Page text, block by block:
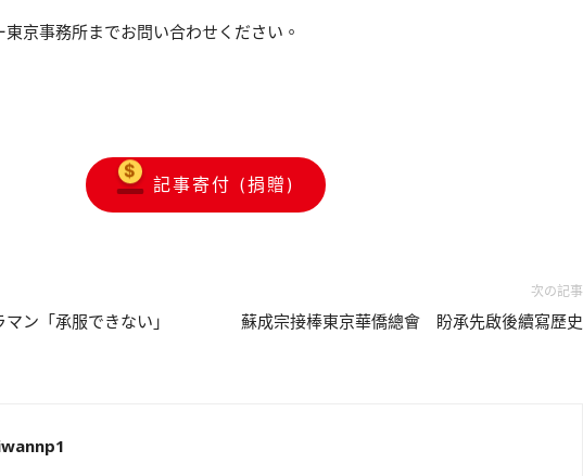
京事務所までお問い合わせください。
記事寄付 (捐贈)
ン「承服できない」
次の記事
蘇成宗接棒東京華僑總會 盼承先啟後續寫歷史